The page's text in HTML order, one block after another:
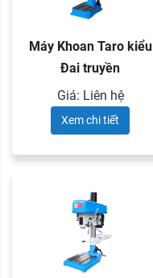
Máy Khoan Taro kiểu
Đai truyền
Giá: Liên hệ
Xem chi tiết